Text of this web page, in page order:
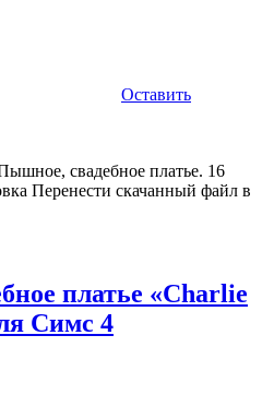
Оставить
свадебное платье. 16
Перенести скачанный файл в
платье «Charlie
Симс 4